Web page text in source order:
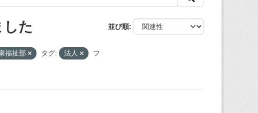
並び順
た
福祉部 タグ: 法人
フ